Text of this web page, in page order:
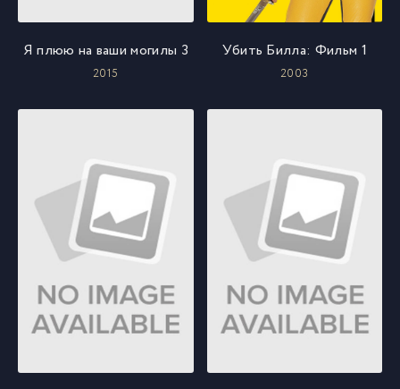
Я плюю на ваши могилы 3
2015
Убить Билла: Фильм 1
2003